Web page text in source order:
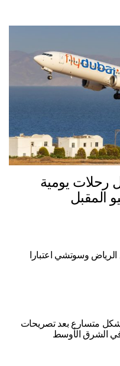
رحلات يومية
المقبل
وسوتشي اعتبارا
بشكل متسارع بعد تصريحات
الشرق الأوسط